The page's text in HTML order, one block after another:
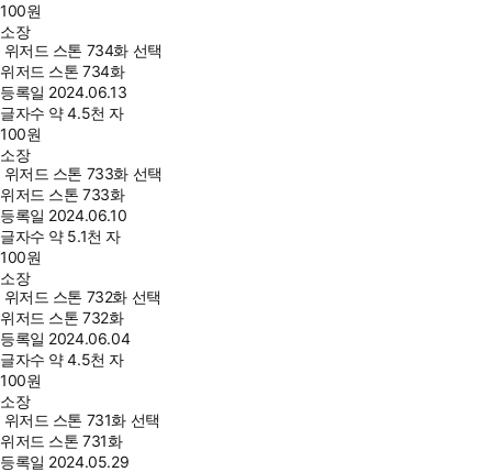
100원
소장
위저드 스톤 734화 선택
위저드 스톤 734화
등록일 2024.06.13
글자수 약 4.5천 자
100원
소장
위저드 스톤 733화 선택
위저드 스톤 733화
등록일 2024.06.10
글자수 약 5.1천 자
100원
소장
위저드 스톤 732화 선택
위저드 스톤 732화
등록일 2024.06.04
글자수 약 4.5천 자
100원
소장
위저드 스톤 731화 선택
위저드 스톤 731화
등록일 2024.05.29